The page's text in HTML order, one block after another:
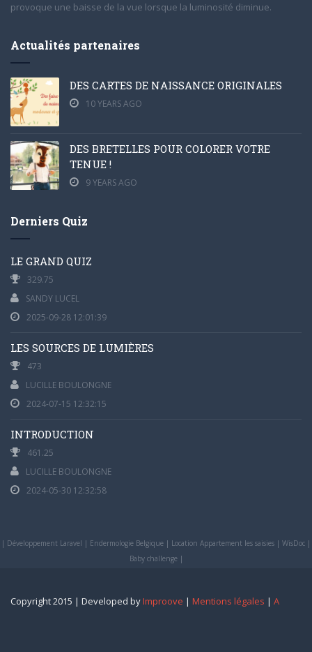
provoque une baisse de la vue lorsque la luminosité diminue.
Actualités partenaires
DES CARTES DE NAISSANCE ORIGINALES
10 YEARS AGO
DES BRETELLES POUR COLORER VOTRE
TENUE !
9 YEARS AGO
Derniers Quiz
LE GRAND QUIZ
329.75
SANDY LUCEL
2025-09-28 12:01:39
LES SOURCES DE LUMIÈRES
473
LUCILLE BOULONGNE
2024-07-15 12:32:15
INTRODUCTION
461.25
LUCILLE BOULONGNE
2024-05-30 12:32:58
| Développement Laravel | Endermologie Belgique | Location Appartement les saisies | WisDoc |
Baby challenge|
Copyright 2015 | Developed byImproove | Mentions légales | A